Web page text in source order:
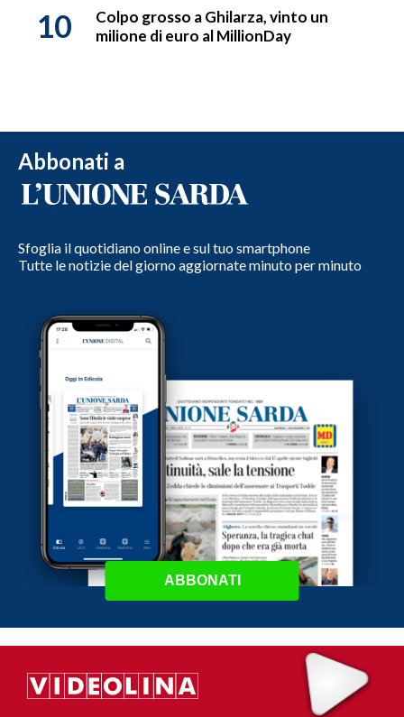
10
Colpo grosso a Ghilarza, vinto un
milione di euro al MillionDay
Abbonati a
Sfoglia il quotidiano online e sul tuo smartphone
Tutte le notizie del giorno aggiornate minuto per minuto
ABBONATI